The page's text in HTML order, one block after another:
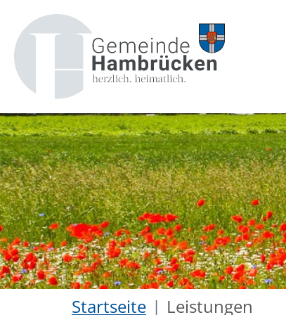
Startseite Leistungen